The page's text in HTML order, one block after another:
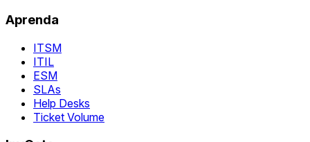
Aprenda
ITSM
ITIL
ESM
SLAs
Help Desks
Ticket Volume